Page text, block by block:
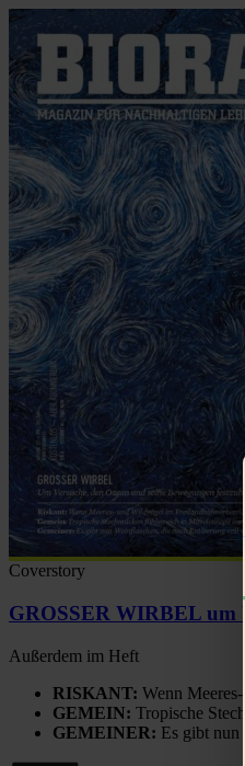
Coverstory
GROSSER WIRBEL um
Außerdem im Heft
RISKANT: Wenn
GEMEIN: Tropische
GEMEINER: Es gibt